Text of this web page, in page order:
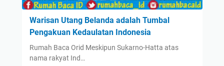
Warisan Utang Belanda adalah Tumbal
Pengakuan Kedaulatan Indonesia
Rumah Baca Orid Meskipun Sukarno-Hatta atas
nama rakyat Ind…